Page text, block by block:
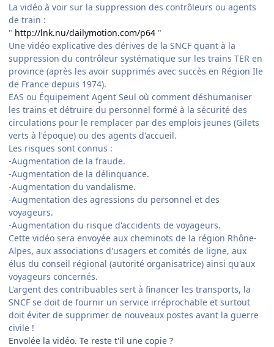
La vidéo à voir sur la suppression des contrôleurs ou agents
de train :
" http://lnk.nu/dailymotion.com/p64 "
Une vidéo explicative des dérives de la SNCF quant à la
suppression du contrôleur systématique sur les trains TER en
province (après les avoir supprimés avec succès en Région Ile
de France depuis 1974).
EAS ou Équipement Agent Seul où comment déshumaniser
les trains et détruire du personnel formé à la sécurité des
circulations pour le remplacer par des emplois jeunes (Gilets
verts à l'époque) ou des agents d'accueil.
Les risques sont connus :
-Augmentation de la fraude.
-Augmentation de la délinquance.
-Augmentation du vandalisme.
-Augmentation des agressions du personnel et des
voyageurs.
-Augmentation du risque d'accidents de voyageurs.
Cette vidéo sera envoyée aux cheminots de la région Rhône-
Alpes, aux associations d'usagers et comités de ligne, aux
élus du conseil régional (autorité organisatrice) ainsi qu'aux
voyageurs concernés.
L'argent des contribuables sert à financer les transports, la
SNCF se doit de fournir un service irréprochable et surtout
doit éviter de supprimer de nouveaux postes avant la guerre
civile !
Envolée la vidéo. Te reste t'il une copie ?